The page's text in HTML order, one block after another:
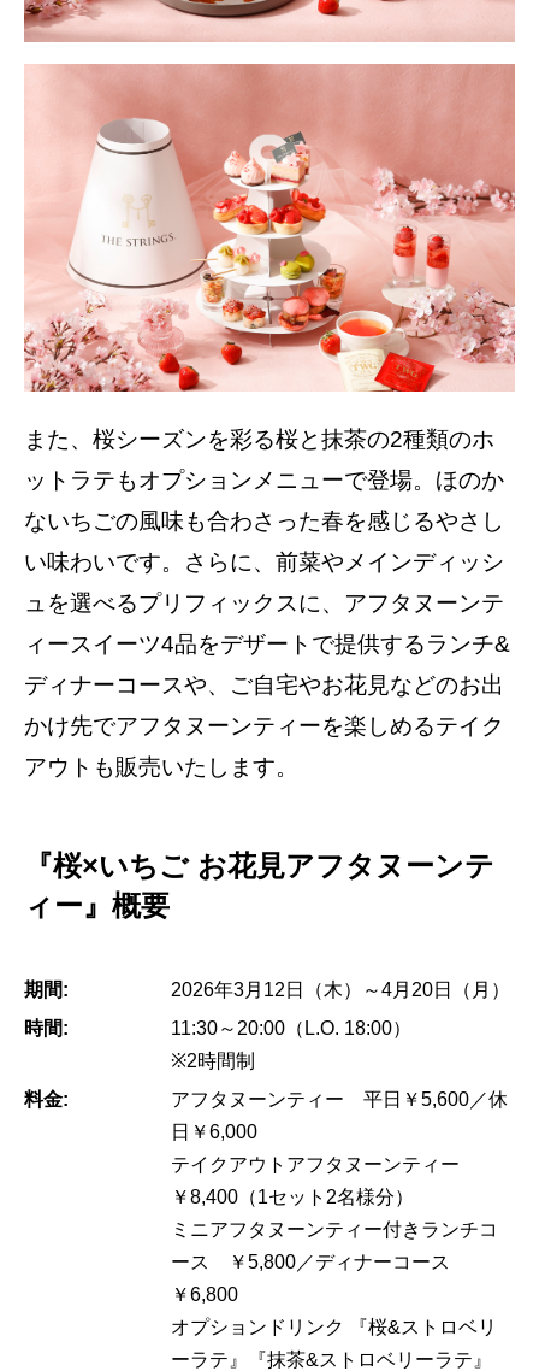
また、桜シーズンを彩る桜と抹茶の2種類のホ
ットラテもオプションメニューで登場。ほのか
ないちごの風味も合わさった春を感じるやさし
い味わいです。さらに、前菜やメインディッシ
ュを選べるプリフィックスに、アフタヌーンテ
ィースイーツ4品をデザートで提供するランチ&
ディナーコースや、ご自宅やお花見などのお出
かけ先でアフタヌーンティーを楽しめるテイク
アウトも販売いたします。
『桜×いちご お花見アフタヌーンテ
ィー』概要
期間:
2026年3月12日（木）～4月20日（月）
時間:
11:30～20:00（L.O. 18:00）
※2時間制
料金:
アフタヌーンティー 平日￥5,600／休
日￥6,000
テイクアウトアフタヌーンティー
￥8,400（1セット2名様分）
ミニアフタヌーンティー付きランチコ
ース ￥5,800／ディナーコース
￥6,800
オプションドリンク 『桜&ストロベリ
ーラテ』『抹茶&ストロベリーラテ』